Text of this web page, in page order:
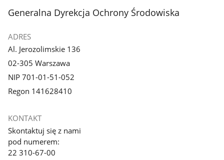
stopka
Generalna Dyrekcja Ochrony Środowiska
ADRES
Al. Jerozolimskie 136
02-305 Warszawa
NIP 701-01-51-052
Regon 141628410
KONTAKT
Skontaktuj się z nami
pod numerem:
22 310-67-00